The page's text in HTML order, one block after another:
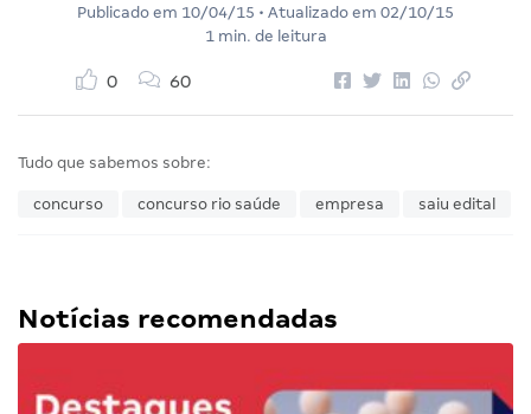
Publicado em 10/04/15 • Atualizado em 02/10/15
1 min. de leitura
0 60
Tudo que sabemos sobre:
concurso concurso rio saúde empresa saiu edital
Notícias recomendadas